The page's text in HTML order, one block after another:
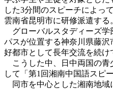
した3分間のスピーチによっ
雲南省昆明市に研修派遣する
グローバルスタディーズ学
パスが位置する神奈川県藤
好都市として長年交流を続け
こうした中、日中両国の青
して「第1回湘南中国語スピ
同市を中心とした湘南地域